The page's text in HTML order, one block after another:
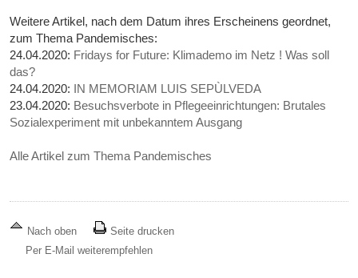
Weitere Artikel, nach dem Datum ihres Erscheinens geordnet,
zum Thema Pandemisches:
24.04.2020: Fridays for Future: Klimademo im Netz ! Was soll
das?
24.04.2020: IN MEMORIAM LUIS SEPÙLVEDA
23.04.2020: Besuchsverbote in Pflegeeinrichtungen: Brutales
Sozialexperiment mit unbekanntem Ausgang
Alle Artikel zum Thema Pandemisches
Nach oben
Seite drucken
Per E-Mail weiterempfehlen